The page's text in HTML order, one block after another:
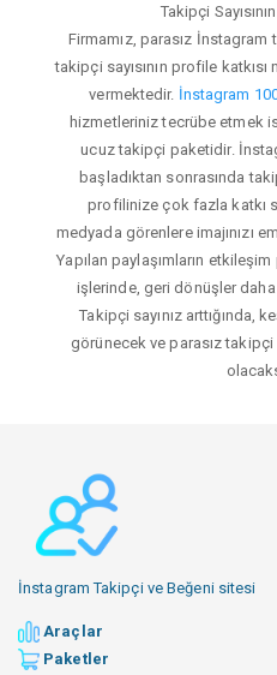
Takipçi
Firmamız, parasız İnstagram
takipçi sayısının profile
vermektedir. İnstagram
hizmetleriniz tecrübe etmek
ucuz takipçi paketidir.
başladıktan sonrasında
profilinize çok fazla katkı
medyada görenlere imajınızı
Yapılan paylaşımların
işlerinde, geri dönüşler
Takipçi sayınız arttığında,
görünecek ve parasız takipçi
İnstagram Takipçi ve Beğeni sitesi
Araçlar
Paketler